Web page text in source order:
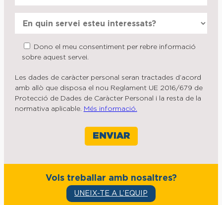
Dono el meu consentiment per rebre informació
sobre aquest servei.
Les dades de caràcter personal seran tractades d’acord
amb allò que disposa el nou Reglament UE 2016/679 de
Protecció de Dades de Caràcter Personal i la resta de la
normativa aplicable. Més informació.
Vols treballar amb nosaltres?
UNEIX-TE A L’EQUIP